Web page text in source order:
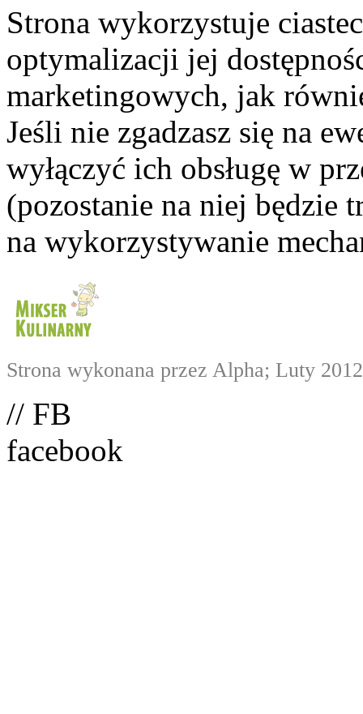
Strona wykorzystuje
optymalizacji jej
marketingowych, jak
Jeśli nie zgadzasz się na
wyłączyć ich obsługę w
(pozostanie na niej będzie
na wykorzystywanie
Strona wykonana przez Alpha; Luty 2012
// FB
facebook